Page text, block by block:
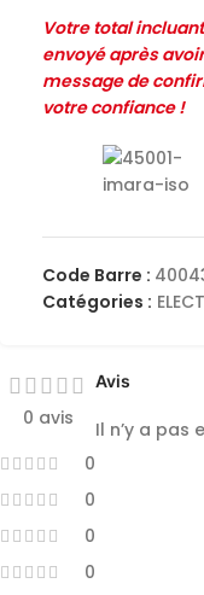
Votre total
envoyé après
message de
votre confiance !
Code Barre :
Catégories :
0 avis
0
0
0
0
Avis
Il n’y a pas